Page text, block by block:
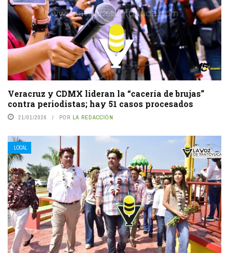
Veracruz y CDMX lideran la “cacería de brujas”
contra periodistas; hay 51 casos procesados
21/01/2026 POR LA REDACCIÓN
LOCAL